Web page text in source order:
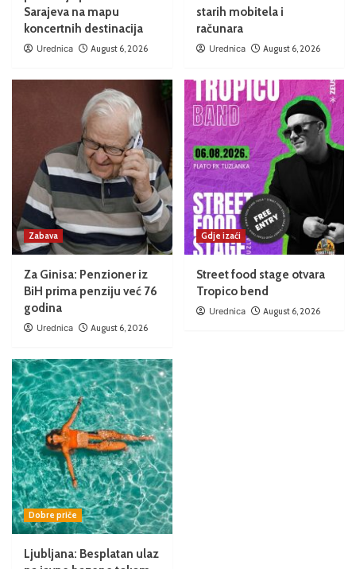
Sarajeva na mapu
koncertnih destinacija
Urednica August 6, 2026
starih mobitela i
računara
Urednica August 6, 2026
Zabava
Za Ginisa: Penzioner iz
BiH prima penziju već 76
godina
Urednica August 6, 2026
Gdje izaći
Street food stage otvara
Tropico bend
Urednica August 6, 2026
Dobre priče
Ljubljana: Besplatan ulaz